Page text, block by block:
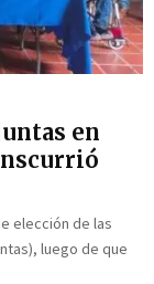
en
elección de las
luego de que